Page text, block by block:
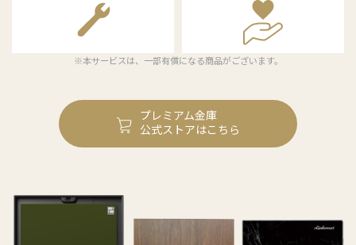
※本サービスは、一部有償になる商品がございます。
プレミアム金庫
公式ストアはこちら